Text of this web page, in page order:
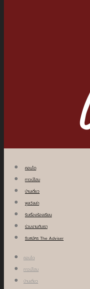
คอนโด
ทาวน์โฮม
บ้านเดี่ยว
พูลวิลล่า
รับเรื่องร้องเรียน
ร่วมงานกับเรา
รับสมัคร The Adviser
คอนโด
ทาวน์โฮม
บ้านเดี่ยว